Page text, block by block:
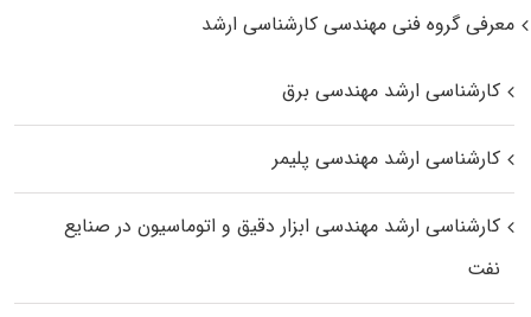
معرفی گروه فنی مهندسی کارشناسی ارشد
کارشناسی ارشد مهندسی برق
کارشناسی ارشد مهندسی پلیمر
کارشناسی ارشد مهندسی ابزار دقیق و اتوماسیون در صنایع
نفت